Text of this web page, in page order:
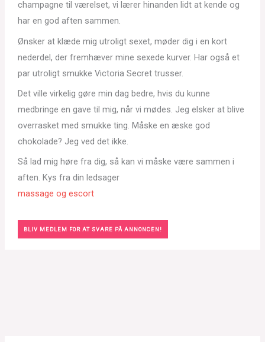
champagne til værelset, vi lærer hinanden lidt at kende og
har en god aften sammen.
Ønsker at klæde mig utroligt sexet, møder dig i en kort
nederdel, der fremhæver mine sexede kurver. Har også et
par utroligt smukke Victoria Secret trusser.
Det ville virkelig gøre min dag bedre, hvis du kunne
medbringe en gave til mig, når vi mødes. Jeg elsker at blive
overrasket med smukke ting. Måske en æske god
chokolade? Jeg ved det ikke.
Så lad mig høre fra dig, så kan vi måske være sammen i
aften. Kys fra din ledsager
massage og escort
BLIV MEDLEM FOR AT SVARE PÅ ANNONCEN!